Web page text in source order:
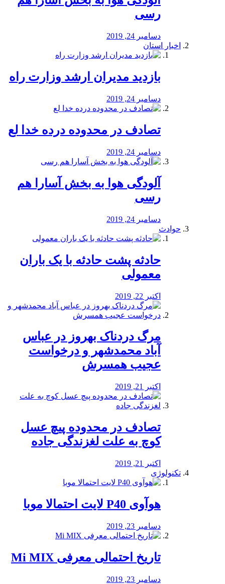
رسی
دسامبر 24, 2019
اخبار استان
بازدید مدیران ارشد وزارت راه
دسامبر 24, 2019
تصادف در محدوده درده خدا لع
دسامبر 24, 2019
آلودگی هوا به بخش آسارا هم
رسی
دسامبر 24, 2019
حوادث
️حادثه پشت حادثه با یک باران
معمولی
اکتبر 22, 2019
مرگ دردناک بهروز در عباس
آباد محمدشهر و درخواست
عجیب همسرش
اکتبر 21, 2019
تصادف در محدوده پیچ عسل
کوچ به علت لغزندگی جاده
اکتبر 21, 2019
تکنولوژی
هوآوی P40 لایت احتمالا موبا
دسامبر 23, 2019
تاریخ احتمالی معرفی Mi MIX
دسامبر 23, 2019